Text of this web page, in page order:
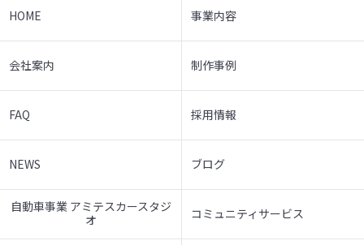
HOME 事業内容
会社案内 制作事例
FAQ 採用情報
NEWS ブログ
自動車事業 アミテスカースタジ
オ
コミュニティサービス